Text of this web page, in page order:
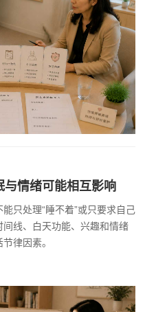
情绪可能相互影响
只处理“睡不着”或只要求自己
线、白天功能、兴趣和情绪
律因素。